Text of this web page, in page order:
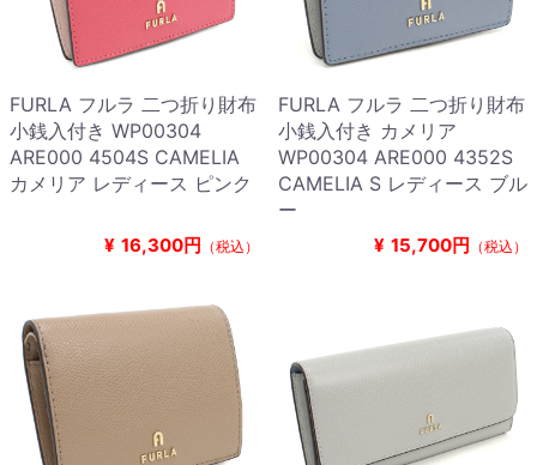
FURLA フルラ 二つ折り財布
小銭入付き WP00304
ARE000 4504S CAMELIA
カメリア レディース ピンク
¥ 16,300円 （税込）
FURLA フルラ 二つ折り財布
小銭入付き カメリア
WP00304 ARE000 4352S
CAMELIA S レディース ブル
ー
¥ 15,700円 （税込）